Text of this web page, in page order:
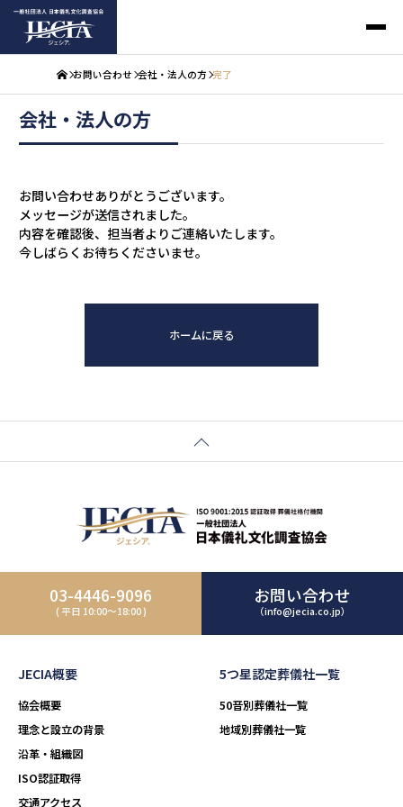
お問い合わせ 会社・法人の方 完了
会社・法人の方
お問い合わせありがとうございます。
メッセージが送信されました。
内容を確認後、担当者よりご連絡いたします。
今しばらくお待ちくださいませ。
ホームに戻る
03-4446-9096
( 平日 10:00～18:00 )
お問い合わせ
（info@jecia.co.jp）
JECIA概要
協会概要
理念と設立の背景
沿革・組織図
ISO認証取得
交通アクセス
5つ星認定葬儀社一覧
50音別葬儀社一覧
地域別葬儀社一覧